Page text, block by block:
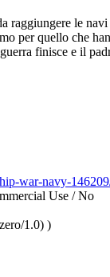
raggiungere le navi
per quello che
finisce e il
war-navy-
Use / No
1.0) )